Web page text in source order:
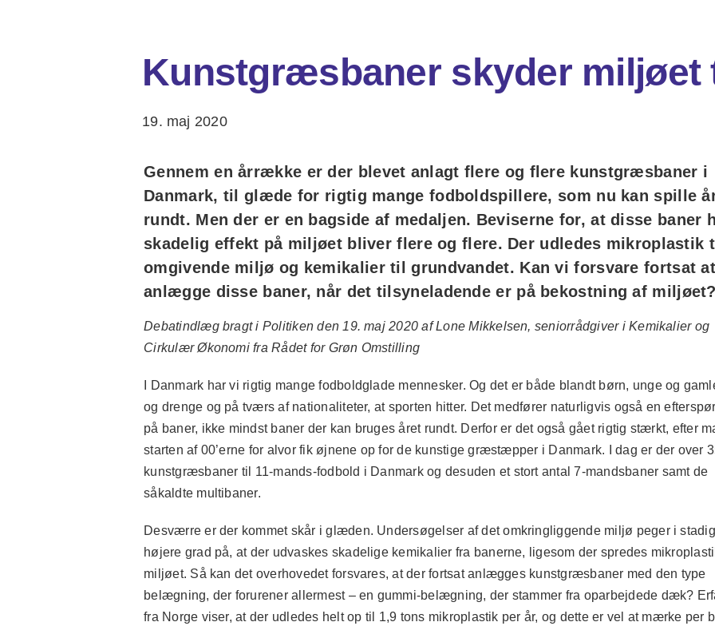
Kunstgræsbaner skyder miljøet
19. maj 2020
Gennem en årrække er der blevet anlagt flere og flere kunstgræsbaner i
Danmark, til glæde for rigtig mange fodboldspillere, som nu kan spille
rundt. Men der er en bagside af medaljen. Beviserne for, at disse baner
skadelig effekt på miljøet bliver flere og flere. Der udledes mikroplastik
omgivende miljø og kemikalier til grundvandet. Kan vi forsvare fortsat at
anlægge disse baner, når det tilsyneladende er på bekostning af miljøet?
Debatindlæg bragt i Politiken den 19. maj 2020 af Lone Mikkelsen, seniorrådgiver i Kemikalier og
Cirkulær Økonomi fra Rådet for Grøn Omstilling
I Danmark har vi rigtig mange fodboldglade mennesker. Og det er både blandt børn, unge og
og drenge og på tværs af nationaliteter, at sporten hitter. Det medfører naturligvis også en
på baner, ikke mindst baner der kan bruges året rundt. Derfor er det også gået rigtig stærkt, efter
starten af 00’erne for alvor fik øjnene op for de kunstige græstæpper i Danmark. I dag er der over
kunstgræsbaner til 11-mands-fodbold i Danmark og desuden et stort antal 7-mandsbaner samt de
såkaldte multibaner.
Desværre er der kommet skår i glæden. Undersøgelser af det omkringliggende miljø peger i stadig
højere grad på, at der udvaskes skadelige kemikalier fra banerne, ligesom der spredes
miljøet. Så kan det overhovedet forsvares, at der fortsat anlægges kunstgræsbaner med den type
belægning, der forurener allermest – en gummi-belægning, der stammer fra oparbejdede dæk?
fra Norge viser, at der udledes helt op til 1,9 tons mikroplastik per år, og dette er vel at mærke per